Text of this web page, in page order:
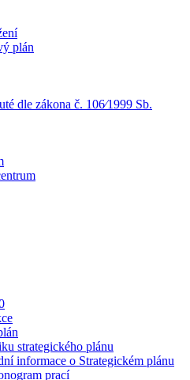
plán
dle zákona č. 106⁄1999 Sb.
strategického plánu
informace o Strategickém plánu
prací